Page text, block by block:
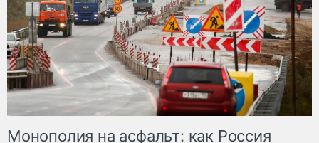
Монополия на асфальт: как Россия